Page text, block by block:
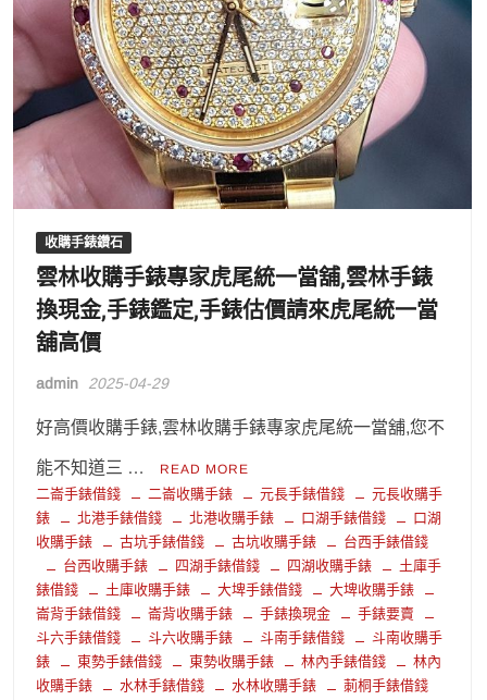
收購手錶鑽石
雲林收購手錶專家虎尾統一當舖,雲林手錶
換現金,手錶鑑定,手錶估價請來虎尾統一當
舖高價
admin 2025-04-29
好高價收購手錶,雲林收購手錶專家虎尾統一當舖,您不
能不知道三 … READ MORE
二崙手錶借錢 二崙收購手錶 元長手錶借錢
元長收購手
錶
北港手錶借錢 北港收購手錶 口湖手錶借錢
口湖
收購手錶
古坑手錶借錢 古坑收購手錶
台西手錶借錢
台西收購手錶
四湖手錶借錢 四湖收購手錶
土庫手
錶借錢
土庫收購手錶 大埤手錶借錢
大埤收購手錶
崙背手錶借錢
崙背收購手錶 手錶換現金
手錶要賣
斗六手錶借錢
斗六收購手錶 斗南手錶借錢
斗南收購手
錶
東勢手錶借錢 東勢收購手錶 林內手錶借錢
林內
收購手錶
水林手錶借錢 水林收購手錶
莿桐手錶借錢